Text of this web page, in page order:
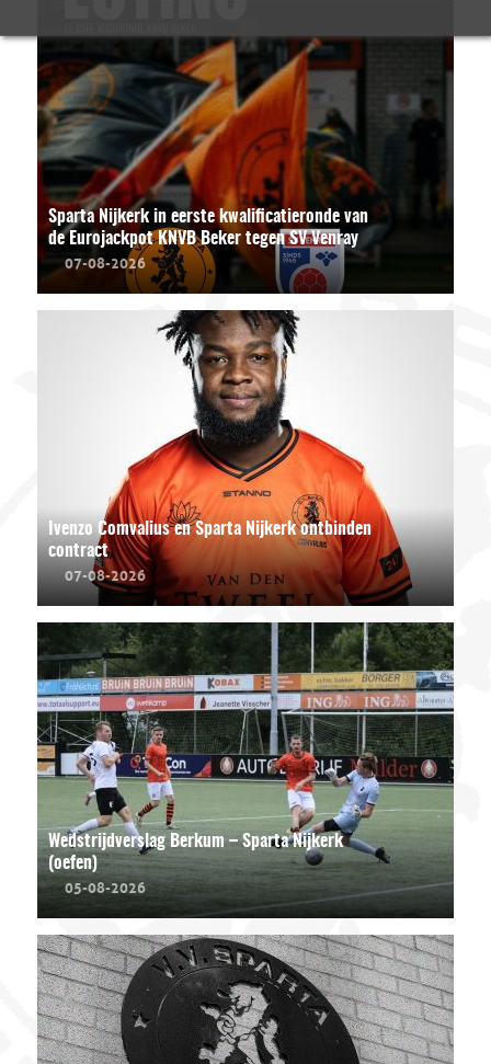
Sparta Nijkerk in eerste kwalificatieronde van
de Eurojackpot KNVB Beker tegen SV Venray
07-08-2026
Ivenzo Comvalius en Sparta Nijkerk ontbinden
contract
07-08-2026
Wedstrijdverslag Berkum – Sparta Nijkerk
(oefen)
05-08-2026